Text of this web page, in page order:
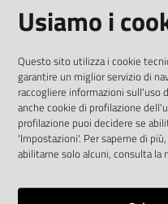
Tel.0522 7961
LinkedinFacebookInstagram
Usiamo i
Questo sito utilizza i cookie
garantire un miglior servizio di
raccogliere informazioni
anche cookie di profilazione
profilazione puoi decidere se
'Impostazioni'. Per saperne di
abilitarne solo alcuni, consulta la